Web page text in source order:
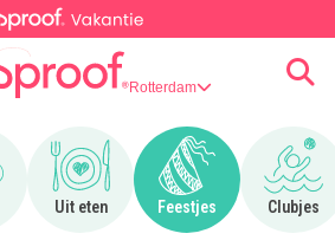
Rotterdam
naar Eropuit
Uit eten
Ga naar Uit eten
Feestjes
Ga naar Feestjes
Clubjes
Ga